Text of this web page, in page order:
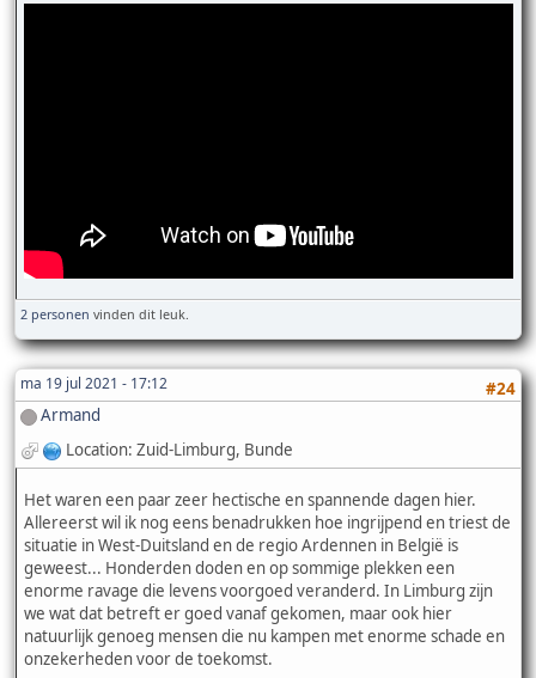
2 personen vinden dit leuk.
ma 19 jul 2021 - 17:12
#24
Armand
Location: Zuid-Limburg, Bunde
Het waren een paar zeer hectische en spannende dagen hier.
Allereerst wil ik nog eens benadrukken hoe ingrijpend en triest de
situatie in West-Duitsland en de regio Ardennen in België is
geweest... Honderden doden en op sommige plekken een
enorme ravage die levens voorgoed veranderd. In Limburg zijn
we wat dat betreft er goed vanaf gekomen, maar ook hier
natuurlijk genoeg mensen die nu kampen met enorme schade en
onzekerheden voor de toekomst.